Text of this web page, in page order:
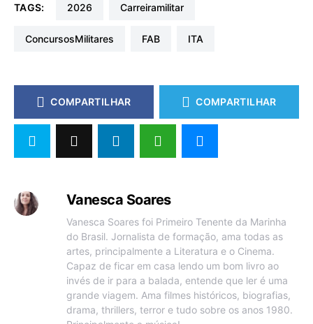
TAGS: 2026 carreiramilitar
ConcursosMilitares FAB ITA
COMPARTILHAR COMPARTILHAR
Vanesca Soares
Vanesca Soares foi Primeiro Tenente da Marinha
do Brasil. Jornalista de formação, ama todas as
artes, principalmente a Literatura e o Cinema.
Capaz de ficar em casa lendo um bom livro ao
invés de ir para a balada, entende que ler é uma
grande viagem. Ama filmes históricos, biografias,
drama, thrillers, terror e tudo sobre os anos 1980.